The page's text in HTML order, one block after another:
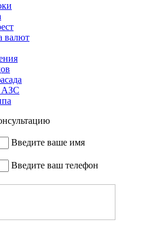
валют
АЗС
Введите ваше имя
Введите ваш телефон